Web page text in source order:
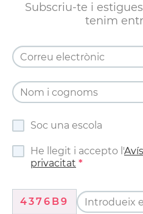
Subscriu-te i
tenim
Soc una escola
He llegit i accepto l'
privacitat
4376B9